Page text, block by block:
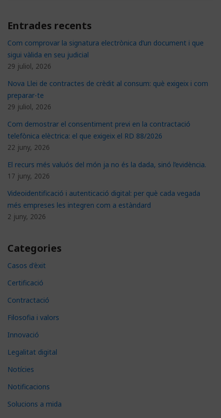
Entrades recents
Com comprovar la signatura electrònica d’un document i que
sigui vàlida en seu judicial
29 juliol, 2026
Nova Llei de contractes de crèdit al consum: què exigeix i com
preparar-te
29 juliol, 2026
Com demostrar el consentiment previ en la contractació
telefònica elèctrica: el que exigeix el RD 88/2026
22 juny, 2026
El recurs més valuós del món ja no és la dada, sinó l’evidència.
17 juny, 2026
Videoidentificació i autenticació digital: per què cada vegada
més empreses les integren com a estàndard
2 juny, 2026
Categories
Casos d'èxit
Certificació
Contractació
Filosofia i valors
Innovació
Legalitat digital
Notícies
Notificacions
Solucions a mida